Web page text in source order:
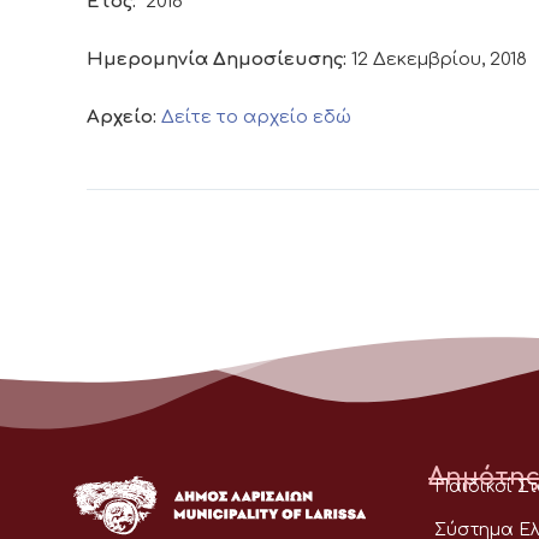
Ημερομηνία Δημοσίευσης: 12 Δεκεμβρίου, 2018
Αρχείο: Δείτε το αρχείο εδώ
Παιδικοί
Σύστημα